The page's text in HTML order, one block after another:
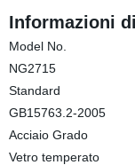
Informazioni
Model No.
NG2715
Standard
GB15763.2-2005
Acciaio Grado
Vetro temperato